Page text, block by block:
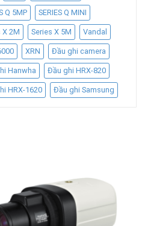
Q 5MP SERIES Q MINI
X 2M Series X 5M Vandal
XRN Đầu ghi camera
Hanwha Đầu ghi HRX-820
HRX-1620 Đầu ghi Samsung